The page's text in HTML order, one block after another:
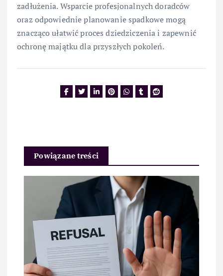
zadłużenia. Wsparcie profesjonalnych doradców
oraz odpowiednie planowanie spadkowe mogą
znacząco ułatwić proces dziedziczenia i zapewnić
ochronę majątku dla przyszłych pokoleń.
Powiązane treści